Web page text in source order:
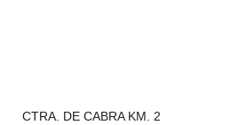
CTRA. DE CABRA KM. 2